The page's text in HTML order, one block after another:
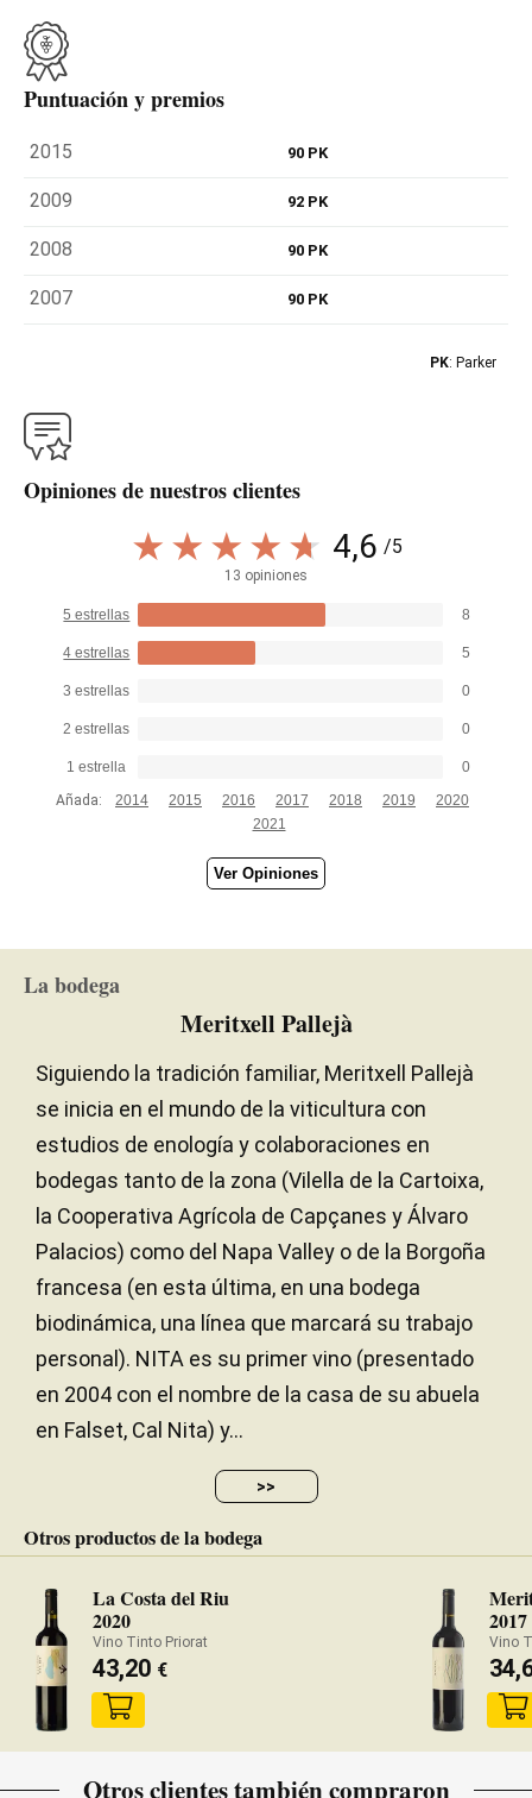
Puntuación y premios
2015 90 PK
2009 92 PK
2008 90 PK
2007 90 PK
PK: Parker
Opiniones de nuestros clientes
4,6 /5
13 opiniones
5 estrellas 8
4 estrellas 5
3 estrellas 0
2 estrellas 0
1 estrella
0
Añada:
2014 2015 2016 2017 2018 2019
2020
2021
Ver Opiniones
La bodega
Meritxell Pallejà
Siguiendo la tradición familiar, Meritxell Pallejà
se inicia en el mundo de la viticultura con
estudios de enología y colaboraciones en
bodegas tanto de la zona (Vilella de la Cartoixa,
la Cooperativa Agrícola de Capçanes y Álvaro
Palacios) como del Napa Valley o de la Borgoña
francesa (en esta última, en una bodega
biodinámica, una línea que marcará su trabajo
personal). NITA es su primer vino (presentado
en 2004 con el nombre de la casa de su abuela
en Falset, Cal Nita) y...
>>
Otros productos de la bodega
La Costa del Riu
2020
Vino Tinto Priorat
43,20 €
2017
Vino
Otros clientes también compraron